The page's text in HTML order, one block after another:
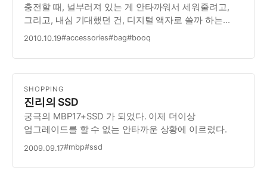
충전할 때, 널부러져 있는 게 안타까워서 세워줄려고,
그리고, 내심 기대했던 건, 디지털 액자로 쓸까 하는
생각이었다. 하지만, 현실은 자다가 일어나 보면, 역시
2010.10.19#accessories#bag#booq
SHOPPING
진리의 SSD
궁극의 MBP17+SSD 가 되었다. 이제 더이상
업그레이드를 할 수 없는 안타까운 상황에 이르렀다.
2009.09.17#mbp#ssd